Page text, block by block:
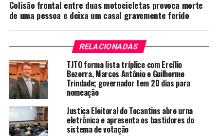
Colisão frontal entre duas motocicletas provoca morte
de uma pessoa e deixa um casal gravemente ferido
RELACIONADAS
TJTO forma lista tríplice com Ercílio
Bezerra, Marcos Antônio e Guilherme
Trindade; governador tem 20 dias para
nomeação
Justiça Eleitoral do Tocantins abre urna
eletrônica e apresenta os bastidores do
sistema de votação